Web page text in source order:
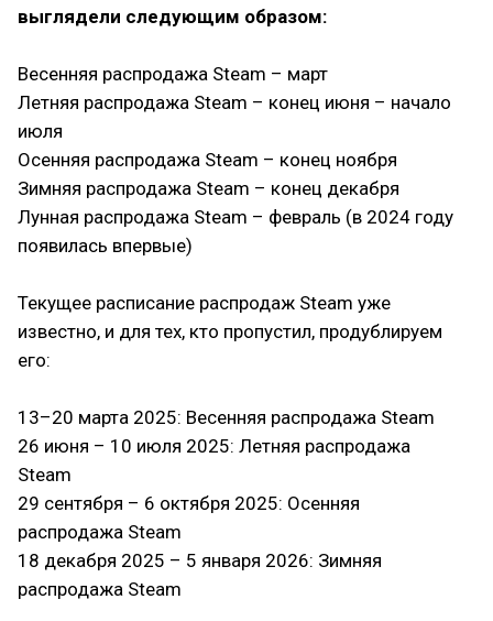
выглядели следующим образом:
Весенняя распродажа Steam – март
Летняя распродажа Steam – конец июня – начало
июля
Осенняя распродажа Steam – конец ноября
Зимняя распродажа Steam – конец декабря
Лунная распродажа Steam – февраль (в 2024 году
появилась впервые)
Текущее расписание распродаж Steam уже
известно, и для тех, кто пропустил, продублируем
его:
13–20 марта 2025: Весенняя распродажа Steam
26 июня – 10 июля 2025: Летняя распродажа
Steam
29 сентября – 6 октября 2025: Осенняя
распродажа Steam
18 декабря 2025 – 5 января 2026: Зимняя
распродажа Steam